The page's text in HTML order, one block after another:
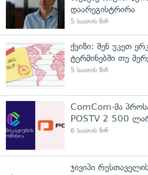
დაარეგისტრირა
5 საათის წინ
ქვიზი: შენ უკეთ
ტერმინებში თუ
5 საათის წინ
ComCom-მა
POSTV 2 500
6 საათის წინ
ჯივიპი